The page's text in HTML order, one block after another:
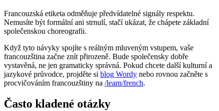
Francouzská etiketa odměňuje předvídatelné signály respektu.
Nemusíte být formální ani strnulí, stačí ukázat, že chápete základní
společenskou choreografii.
Když tyto návyky spojíte s reálným mluveným vstupem, vaše
francouzština začne znít přirozeně. Bude společensky dobře
vystavěná, ne jen gramaticky správná. Pokud chcete další kulturní a
jazykové průvodce, projděte si blog Wordy nebo rovnou začněte s
procvičováním francouzštiny na /learn/french.
Často kladené otázky